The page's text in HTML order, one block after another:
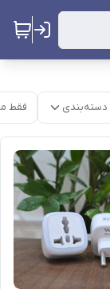
دسته‌بندی فقط